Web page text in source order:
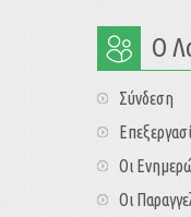
Ο
Σύνδεση
Οι
Οι